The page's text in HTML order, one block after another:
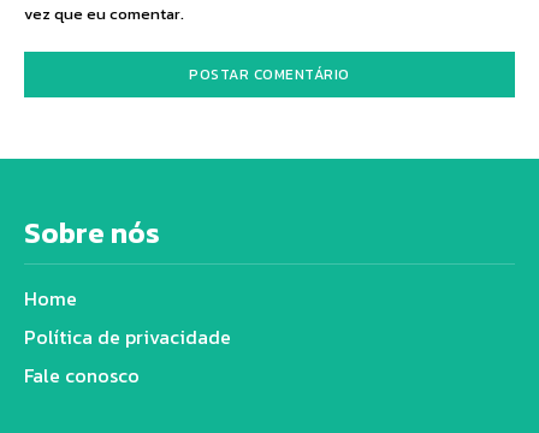
vez que eu comentar.
Sobre nós
Home
Política de privacidade
Fale conosco